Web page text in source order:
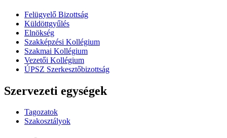
Felügyelő Bizottság
Küldöttgyűlés
Elnökség
Szakképzési Kollégium
Szakmai Kollégium
Vezetői Kollégium
ÚPSZ Szerkesztőbizottság
Szervezeti egységek
Tagozatok
Szakosztályok